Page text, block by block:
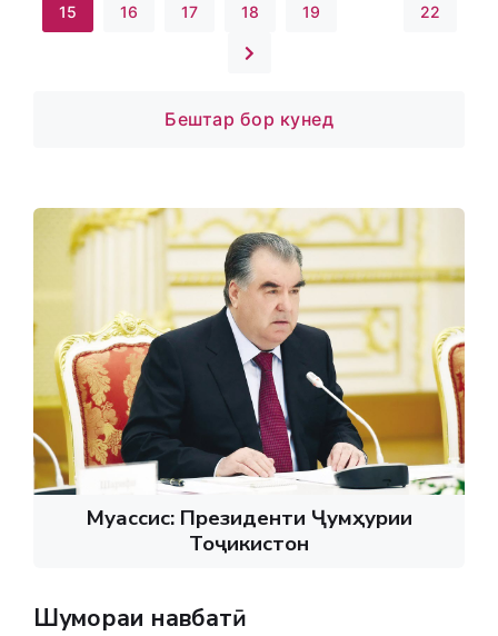
15 16 17 18 19 22
Бештар бор кунед
Муассис: Президенти Ҷумҳурии
Тоҷикистон
Шумораи навбатӣ